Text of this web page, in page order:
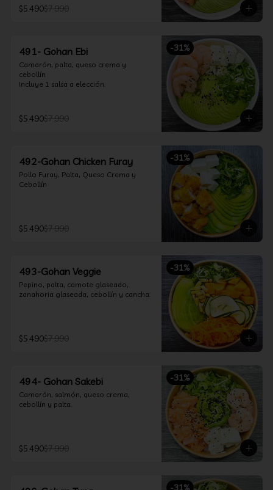
$5.490$7.990
-31%
491- Gohan Ebi
Camarón, palta, queso crema y
cebollín
Incluye 1 salsa a elección.
$5.490$7.990
-31%
492-Gohan Chicken Furay
Pollo Furay, Palta, Queso Crema y
Cebollín
$5.490$7.990
-31%
493-Gohan Veggie
Pepino, palta, camote glaseado,
zanahoria glaseada, cebollín y cancha.
$5.490$7.990
-31%
494- Gohan Sakebi
Camarón, salmón, queso crema,
cebollín y palta.
$5.490$7.990
-31%